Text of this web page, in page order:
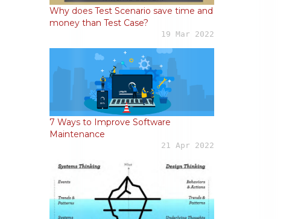
Why does Test Scenario save time and
money than Test Case?
19 Mar 2022
7 Ways to Improve Software
Maintenance
21 Apr 2022